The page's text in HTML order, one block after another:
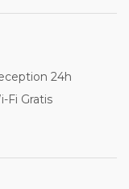
24h
Fi Gratis